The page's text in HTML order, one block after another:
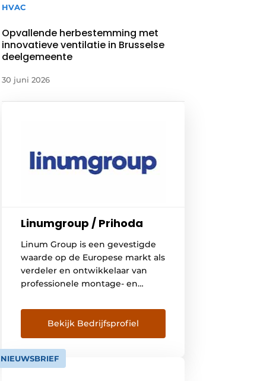
HVAC
Opvallende herbestemming met
innovatieve ventilatie in Brusselse
deelgemeente
30 juni 2026
Linumgroup / Prihoda
Linum Group is een gevestigde
waarde op de Europese markt als
verdeler en ontwikkelaar van
professionele montage- en
koeling, grootkeuken- en
interieurbouw, alsook voor
horeca-en winkelinrichting en
intralogistiek.
Bekijk Bedrijfsprofiel
NIEUWSBRIEF